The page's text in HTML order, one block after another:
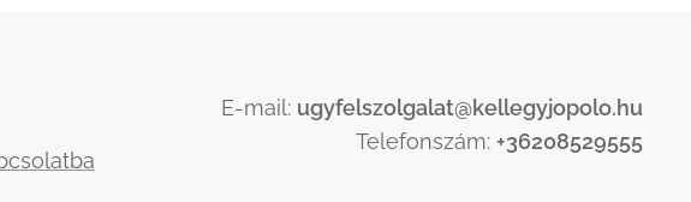
E-mail: ugyfelszolgalat@kellegyjopolo.hu
Telefonszám: +36208529555